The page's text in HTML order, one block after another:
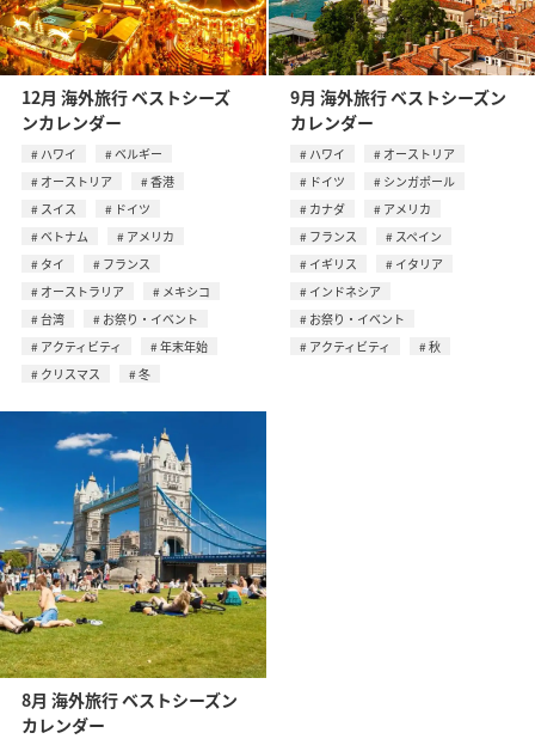
12月 海外旅行 ベストシーズ
ンカレンダー
ハワイ
ベルギー
オーストリア
香港
スイス
ドイツ
ベトナム
アメリカ
タイ
フランス
オーストラリア
メキシコ
台湾
お祭り・イベント
アクティビティ
年末年始
クリスマス
冬
9月 海外旅行 ベストシーズン
カレンダー
ハワイ
オーストリア
ドイツ
シンガポール
カナダ
アメリカ
フランス
スペイン
イギリス
イタリア
インドネシア
お祭り・イベント
アクティビティ
秋
8月 海外旅行 ベストシーズン
カレンダー